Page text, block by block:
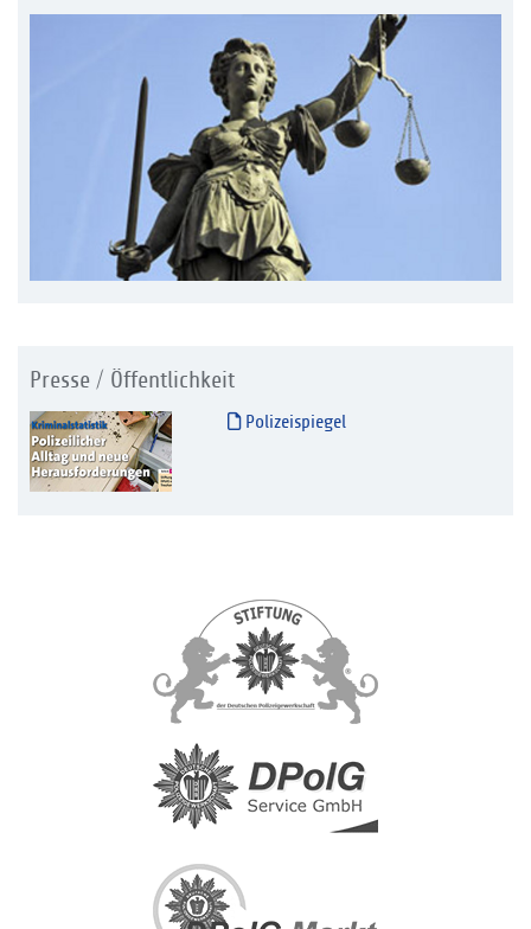
Presse / Öffentlichkeit
Polizeispiegel